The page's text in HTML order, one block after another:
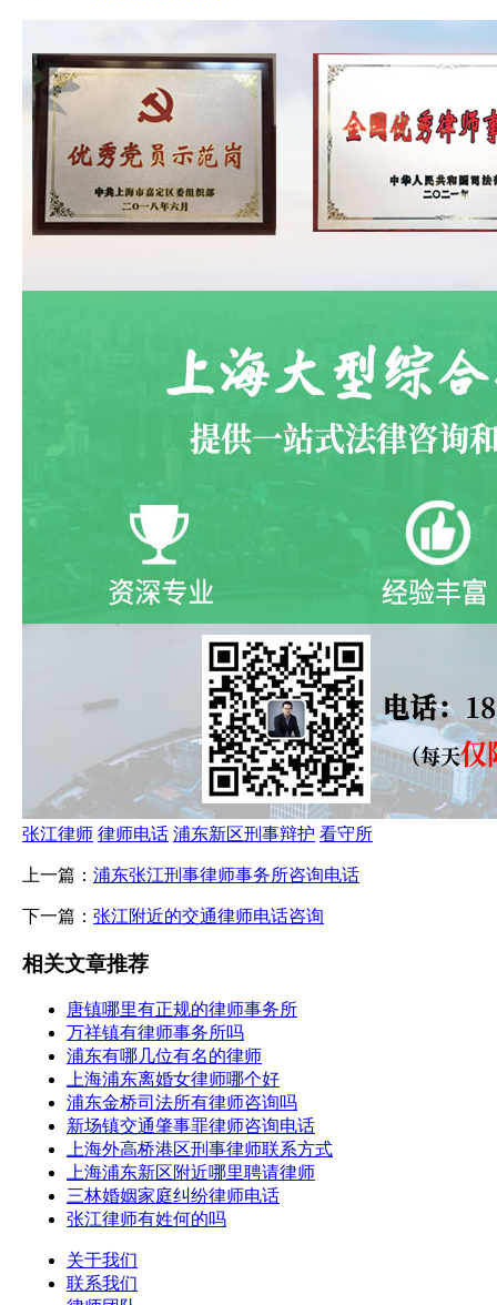
张江律师 律师电话 浦东新区刑事辩护 看守所
上一篇： 浦东张江刑事律师事务所咨询电话
下一篇： 张江附近的交通律师电话咨询
相关文章推荐
唐镇哪里有正规的律师事务所
万祥镇有律师事务所吗
浦东有哪几位有名的律师
上海浦东离婚女律师哪个好
浦东金桥司法所有律师咨询吗
新场镇交通肇事罪律师咨询电话
上海外高桥港区刑事律师联系方式
上海浦东新区附近哪里聘请律师
三林婚姻家庭纠纷律师电话
张江律师有姓何的吗
关于我们
联系我们